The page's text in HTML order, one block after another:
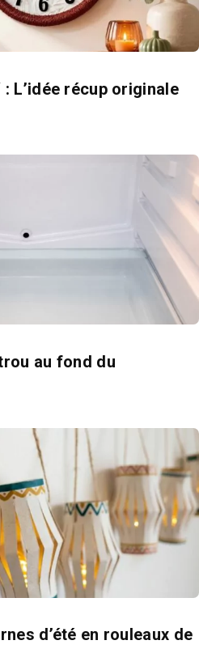
L’idée récup originale
au fond du
d’été en rouleaux de